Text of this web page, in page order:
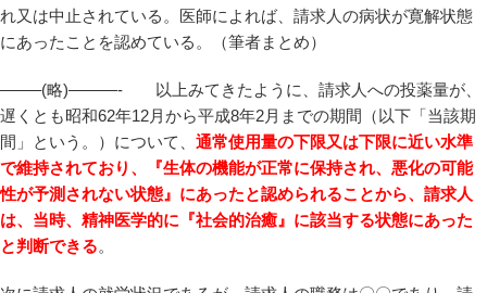
れ又は中止されている。医師によれば、請求人の病状が寛解状態
にあったことを認めている。（筆者まとめ）
——–(略)———- 以上みてきたように、請求人への投薬量が、
遅くとも昭和62年12月から平成8年2月までの期間（以下「当該期
間」という。）について、 通常使用量の下限又は下限に近い水準
で維持されており、『生体の機能が正常に保持され、悪化の可能
性が予測されない状態』にあったと認められることから、請求人
は、当時、精神医学的に『社会的治癒』に該当する状態にあった
と判断できる。